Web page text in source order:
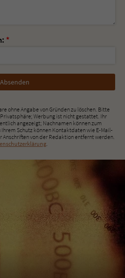
*
ohne Angabe von Gründen zu löschen. Bitte
Werbung ist nicht gestattet. Ihr
angezeigt; Nachnamen können zum
Schutz können Kontaktdaten wie E-Mail-
von der Redaktion entfernt werden.